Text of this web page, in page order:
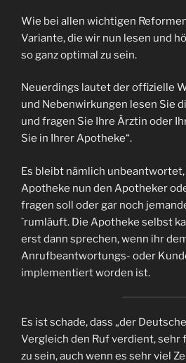
Wie bei allen wichtigen
Variante, die wir nun lesen und
so ganz optimal zu sein.
Neuerdings lautet der offizielle
und Nebenwirkungen lesen Sie
und fragen Sie Ihre Ärztin oder
Sie in Ihrer Apotheke“.
Es bleibt nämlich unbeantwortet,
Apotheke nun den Apotheker
fragen soll oder gar noch
`rumläuft. Die Apotheke selbst
erst dann sprechen, wenn ihr
Anrufbeantwortungs- oder
implementiert worden ist.
Es ist schade, dass „der
Vergleich den Ruf verdient,
zu sein, auch wenn es sehr viel